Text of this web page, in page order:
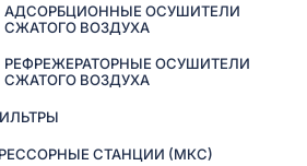
АДСОРБЦИОННЫЕ ОСУШИТЕЛИ
СЖАТОГО ВОЗДУХА
РЕФРЕЖЕРАТОРНЫЕ ОСУШИТЕЛИ
СЖАТОГО ВОЗДУХА
СТАНЦИИ (МКС)